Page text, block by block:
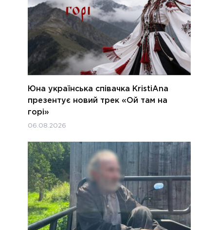
Юна українська співачка KristiAna
презентує новий трек «Ой там на
горі»
06.08.2026